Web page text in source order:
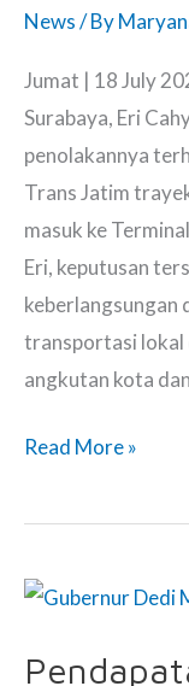
News/ By
Jumat | 18 July
Surabaya, Eri
penolakannya
Trans Jatim
masuk ke
Eri, keputusan
keberlangsungan
transportasi lokal
angkutan kota
Wali
Eri
Trans
Koridor
Read More »